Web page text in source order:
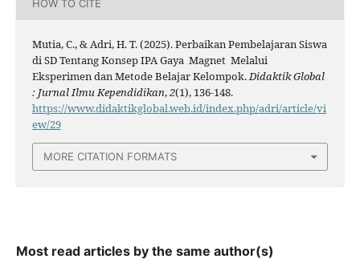
HOW TO CITE
Mutia, C., & Adri, H. T. (2025). Perbaikan Pembelajaran Siswa
di SD Tentang Konsep IPA Gaya Magnet Melalui
Eksperimen dan Metode Belajar Kelompok.Didaktik Global
: Jurnal Ilmu Kependidikan,2(1), 136-148.
https://www.didaktikglobal.web.id/index.php/adri/article/vi
ew/29
MORE CITATION FORMATS
Most read articles by the same author(s)